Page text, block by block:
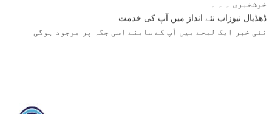
ڈھڈیال نیوزاب نئے انداز میں آپ کی خدمت
نئی خبر ایک لمحے میں آپ کے سامنے اسی جگہ پر موجود ہوگی